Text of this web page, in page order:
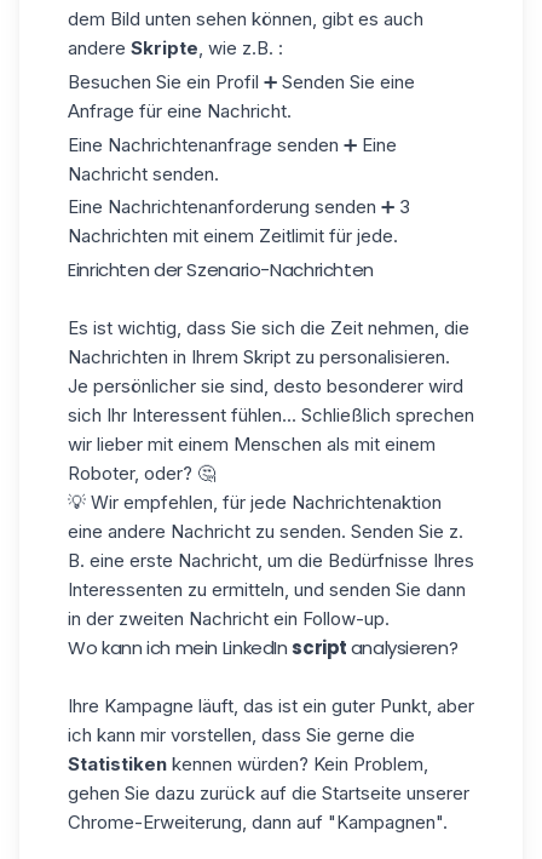
dem Bild unten sehen können, gibt es auch
andere Skripte, wie z.B. :
Besuchen Sie ein Profil ➕ Senden Sie eine
Anfrage für eine Nachricht.
Eine Nachrichtenanfrage senden ➕ Eine
Nachricht senden.
Eine Nachrichtenanforderung senden ➕ 3
Nachrichten mit einem Zeitlimit für jede.
Einrichten der Szenario-Nachrichten
Es ist wichtig, dass Sie sich die Zeit nehmen, die
Nachrichten in Ihrem Skript zu personalisieren.
Je persönlicher sie sind, desto besonderer wird
sich Ihr Interessent fühlen... Schließlich sprechen
wir lieber mit einem Menschen als mit einem
Roboter, oder? 🤔
💡 Wir empfehlen, für jede Nachrichtenaktion
eine andere Nachricht zu senden. Senden Sie z.
B. eine erste Nachricht, um die Bedürfnisse Ihres
Interessenten zu ermitteln, und senden Sie dann
in der zweiten Nachricht ein Follow-up.
Wo kann ich mein LinkedIn scriptanalysieren?
Ihre Kampagne läuft, das ist ein guter Punkt, aber
ich kann mir vorstellen, dass Sie gerne die
Statistiken kennen würden? Kein Problem,
gehen Sie dazu zurück auf die Startseite unserer
Chrome-Erweiterung, dann auf "Kampagnen".